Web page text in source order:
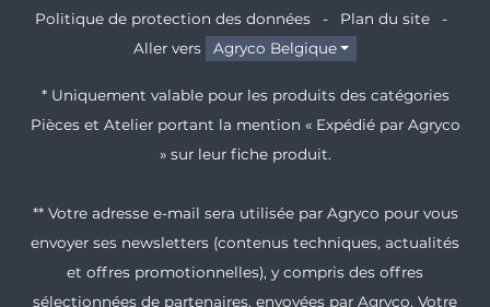
Politique de protection des données
Plan du site
Aller vers
Agryco Belgique
* Uniquement valable pour les produits des catégories
Pièces et Atelier portant la mention « Expédié par Agryco
» sur leur fiche produit.
** Votre adresse e-mail sera utilisée par Agryco pour vous
envoyer ses newsletters (contenus techniques, actualités
et offres promotionnelles), y compris des offres
sélectionnées de partenaires, envoyées par Agryco. Votre